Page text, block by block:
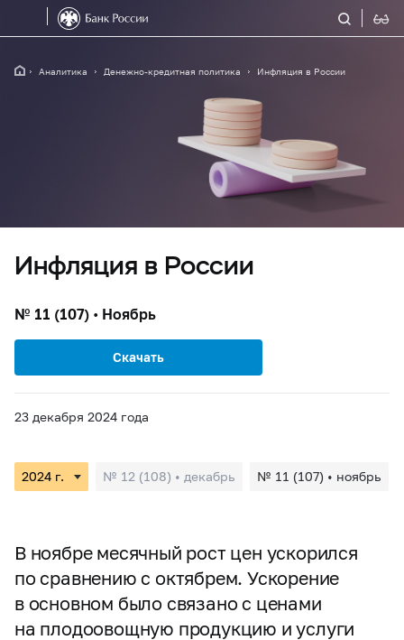
Аналитика Денежно-кредитная политика Инфляция в России
Инфляция в России
№ 11 (107) • Ноябрь
Скачать
23 декабря 2024 года
№ 12 (108) • декабрь № 11 (107) • ноябрь
В ноябре месячный рост цен ускорился
по сравнению с октябрем. Ускорение
в основном было связано с ценами
на плодоовощную продукцию и услуги